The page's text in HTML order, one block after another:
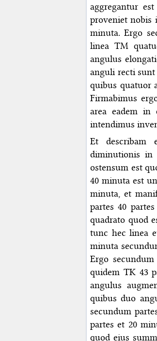
aggregantur
proveniet nobis
minuta. Ergo
linea TM
angulus
anguli recti sunt
quibus quatuor
Firmabimus
area eadem
intendimus
Et describam
diminutionis in
ostensum est
40 minuta est
minuta, et
partes 40
quadrato quod
tunc hec linea
minuta
Ergo
quidem TK 43
angulus
quibus duo
secundum
partes et 20
quod eius